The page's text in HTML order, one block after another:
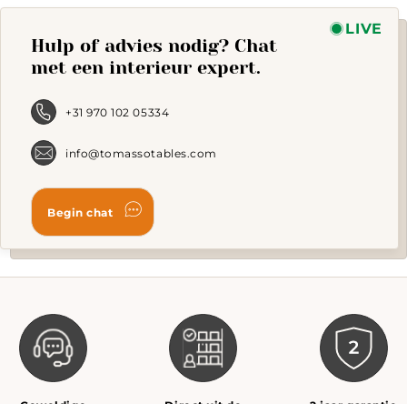
Hulp of advies nodig? Chat
met een interieur expert.
+31 970 102 05334
info@tomassotables.com
LIVE